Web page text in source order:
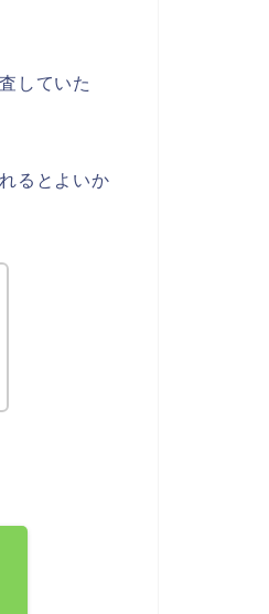
していた
るとよいか